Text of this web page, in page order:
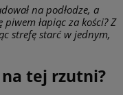
na podłodze, a
łapiąc za kości? Z
strefę starć w jednym,
tej rzutni?